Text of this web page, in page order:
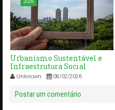
2026
Urbanismo Sustentável e
Infraestrutura Social
Unknown 08/02/2026
Postar um comentário